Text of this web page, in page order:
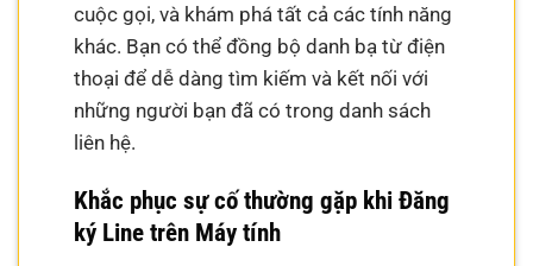
cuộc gọi, và khám phá tất cả các tính năng
khác. Bạn có thể đồng bộ danh bạ từ điện
thoại để dễ dàng tìm kiếm và kết nối với
những người bạn đã có trong danh sách
liên hệ.
Khắc phục sự cố thường gặp khi Đăng
ký Line trên Máy tính